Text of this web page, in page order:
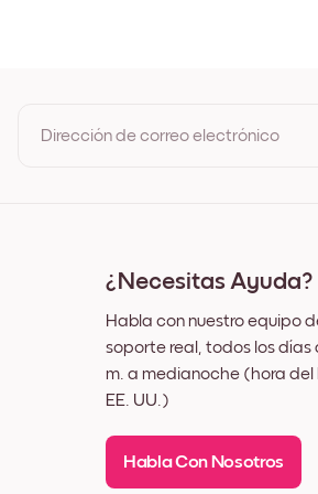
Dirección de correo electrónico
¿Necesitas Ayuda?
Habla con nuestro equipo
soporte real, todos los días
m. a medianoche (hora del
EE. UU.)
Habla Con Nosotros